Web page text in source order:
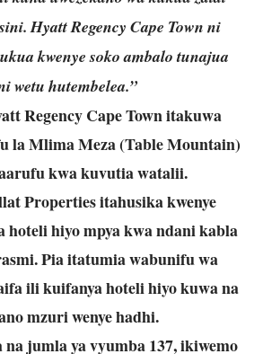
Hyatt Regency Cape Town ni
kwenye soko ambalo tunajua
wetu hutembelea.”
Regency Cape Town itakuwa
la Mlima Meza (Table Mountain)
kwa kuvutia watalii.
Properties itahusika kwenye
hoteli hiyo mpya kwa ndani kabla
Pia itatumia wabunifu wa
ili kuifanya hoteli hiyo kuwa na
mzuri wenye hadhi.
jumla ya vyumba 137, ikiwemo